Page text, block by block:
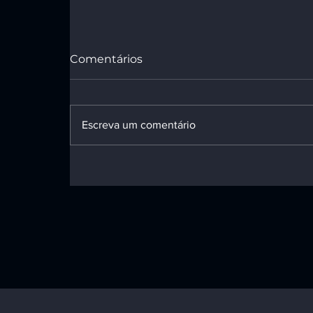
laqueadura sem
Comentários
Escreva um comentário